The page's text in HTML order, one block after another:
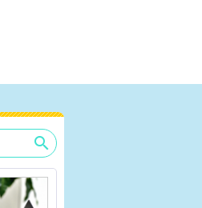
search